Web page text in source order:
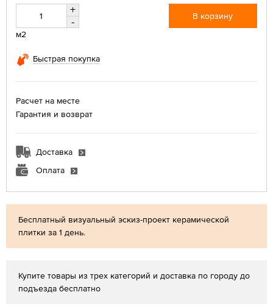
Бесплатный визуальный эскиз-проект керамической
плитки за 1 день.
Купите товары из трех категорий и доставка по городу до
подъезда бесплатно
+
-
м2
В корзину
Быстрая покупка
Расчет на месте
Гарантия и возврат
Доставка
Оплата